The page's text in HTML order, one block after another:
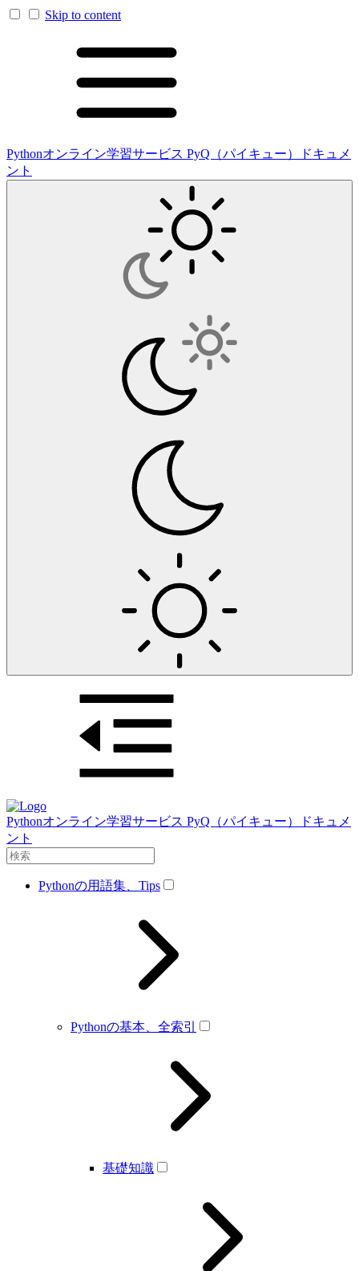
Skip to content
Pythonオンライン学習サービス PyQ（パイキュー）ドキュメ
ント
Pythonオンライン学習サービス PyQ（パイキュー）ドキュメ
ント
Pythonの用語集、Tips
Pythonの基本、全索引
基礎知識